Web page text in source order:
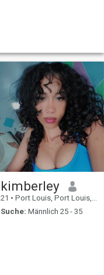
kimberley
21 • Port Louis, Port Louis, Mauritius
Suche: Männlich 25 - 35